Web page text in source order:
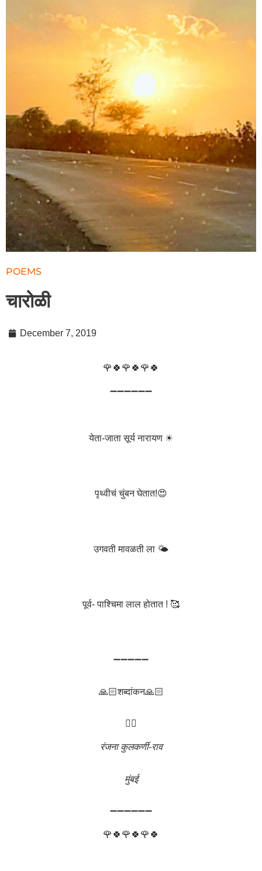
POEMS
चारोळी
December 7, 2019
🌹🍀🌹🍀🌹🍀
➖➖➖➖➖➖
येता-जाता सूर्य नारायण ☀
पृथ्वीचं चुंबन घेतात!😍
उगवती मावळती ला 🌤
पूर्व- पाश्चिमा लाल होतात ! 🥰
➖➖➖➖➖
🙏🏻शब्दांकन🙏🏻
✍🏻
रंजना कुलकर्णी-राव
मुंबई
➖➖➖➖➖➖
🌹🍀🌹🍀🌹🍀